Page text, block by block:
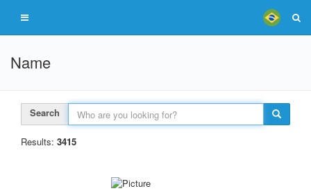
Name
Search
Results: 3415